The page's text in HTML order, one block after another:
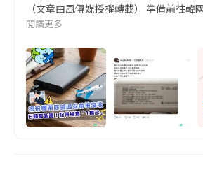
（文章由風傳媒授權轉載） 準備前往
閱讀更多